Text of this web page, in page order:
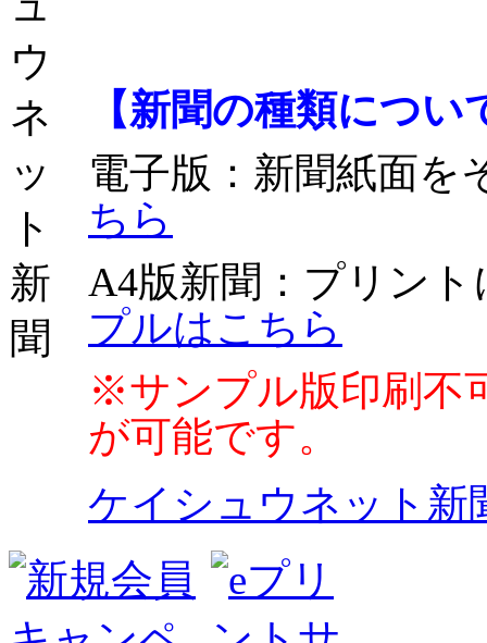
【新聞の種類につい
電子版 ：新聞紙面
ちら
A4版新聞 ：プリン
プルはこちら
※サンプル版印刷不
が可能です。
ケイシュウネット新